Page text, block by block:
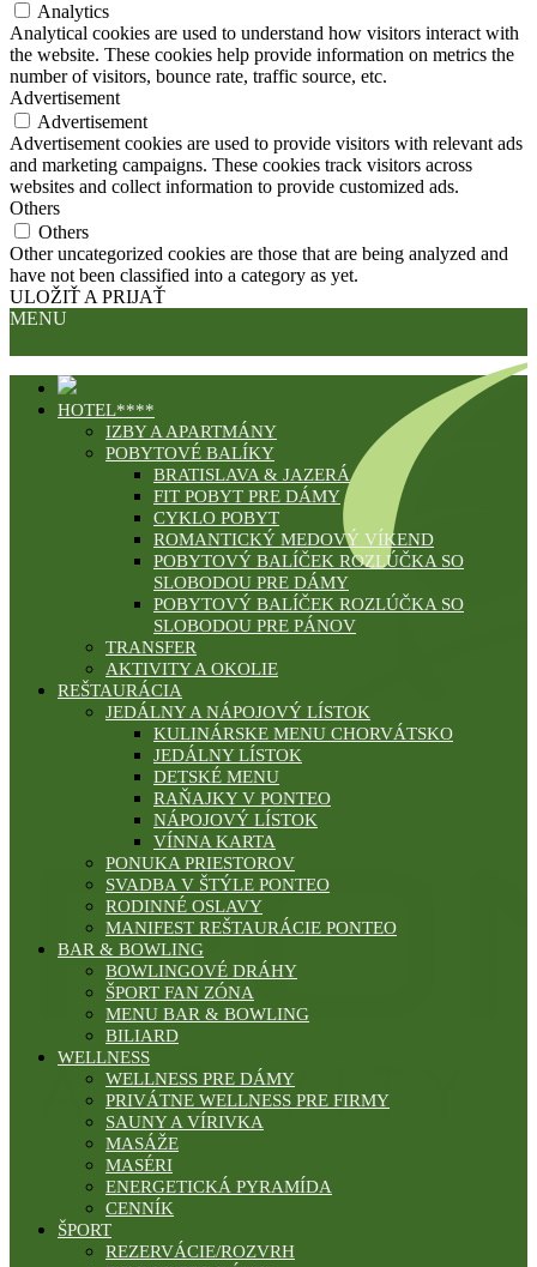
Analytics
Analytical cookies are used to understand how visitors interact with
the website. These cookies help provide information on metrics the
number of visitors, bounce rate, traffic source, etc.
Advertisement
Advertisement
Advertisement cookies are used to provide visitors with relevant ads
and marketing campaigns. These cookies track visitors across
websites and collect information to provide customized ads.
Others
Others
Other uncategorized cookies are those that are being analyzed and
have not been classified into a category as yet.
ULOŽIŤ A PRIJAŤ
MENU
HOTEL****
IZBY A APARTMÁNY
POBYTOVÉ BALÍKY
BRATISLAVA & JAZERÁ
FIT POBYT PRE DÁMY
CYKLO POBYT
ROMANTICKÝ MEDOVÝ VÍKEND
POBYTOVÝ BALÍČEK ROZLÚČKA SO
SLOBODOU PRE DÁMY
POBYTOVÝ BALÍČEK ROZLÚČKA SO
SLOBODOU PRE PÁNOV
TRANSFER
AKTIVITY A OKOLIE
REŠTAURÁCIA
JEDÁLNY A NÁPOJOVÝ LÍSTOK
KULINÁRSKE MENU CHORVÁTSKO
JEDÁLNY LÍSTOK
DETSKÉ MENU
RAŇAJKY V PONTEO
NÁPOJOVÝ LÍSTOK
VÍNNA KARTA
PONUKA PRIESTOROV
SVADBA V ŠTÝLE PONTEO
RODINNÉ OSLAVY
MANIFEST REŠTAURÁCIE PONTEO
BAR & BOWLING
BOWLINGOVÉ DRÁHY
ŠPORT FAN ZÓNA
MENU BAR & BOWLING
BILIARD
WELLNESS
WELLNESS PRE DÁMY
PRIVÁTNE WELLNESS PRE FIRMY
SAUNY A VÍRIVKA
MASÁŽE
MASÉRI
ENERGETICKÁ PYRAMÍDA
CENNÍK
ŠPORT
REZERVÁCIE/ROZVRH